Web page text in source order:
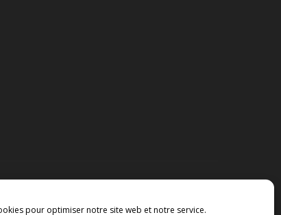
pour optimiser notre site web et notre service.